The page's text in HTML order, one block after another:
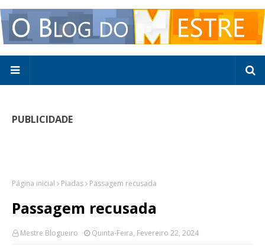
PUBLICIDADE
Página inicial Piadas Passagem recusada
Passagem recusada
Mestre Blogueiro Quinta-Feira, Fevereiro 22, 2024